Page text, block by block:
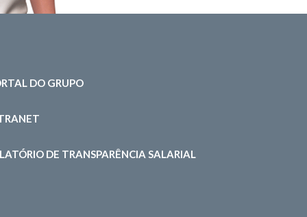
DO GRUPO
DE TRANSPARÊNCIA SALARIAL